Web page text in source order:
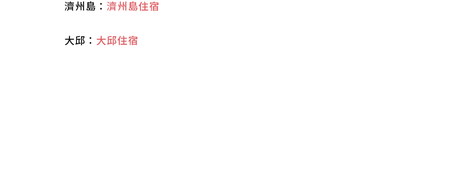
濟州島： 濟州島住宿
大邱： 大邱住宿